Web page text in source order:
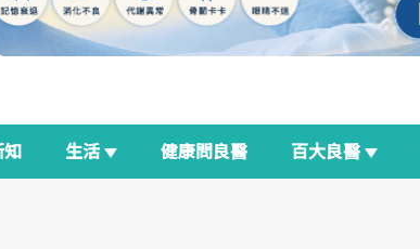
生活 健康問良醫 百大良醫